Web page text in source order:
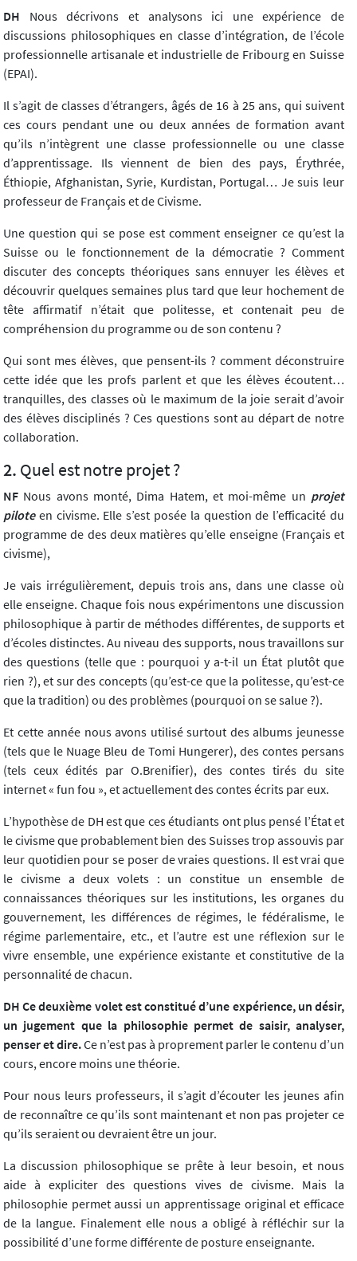
DH Nous décrivons et analysons ici une expérience de
discussions philosophiques en classe d’intégration, de l’école
professionnelle artisanale et industrielle de Fribourg en Suisse
(EPAI).
Il s’agit de classes d’étrangers, âgés de 16 à 25 ans, qui suivent
ces cours pendant une ou deux années de formation avant
qu’ils n’intègrent une classe professionnelle ou une classe
d’apprentissage. Ils viennent de bien des pays, Érythrée,
Éthiopie, Afghanistan, Syrie, Kurdistan, Portugal… Je suis leur
professeur de Français et de Civisme.
Une question qui se pose est comment enseigner ce qu’est la
Suisse ou le fonctionnement de la démocratie ? Comment
discuter des concepts théoriques sans ennuyer les élèves et
découvrir quelques semaines plus tard que leur hochement de
tête affirmatif n’était que politesse, et contenait peu de
compréhension du programme ou de son contenu ?
Qui sont mes élèves, que pensent-ils ? comment déconstruire
cette idée que les profs parlent et que les élèves écoutent…
tranquilles, des classes où le maximum de la joie serait d’avoir
des élèves disciplinés ? Ces questions sont au départ de notre
collaboration.
Quel est notre projet ?
NF Nous avons monté, Dima Hatem, et moi-même un projet
piloteen civisme. Elle s’est posée la question de l’efficacité du
programme de des deux matières qu’elle enseigne (Français et
civisme),
Je vais irrégulièrement, depuis trois ans, dans une classe où
elle enseigne. Chaque fois nous expérimentons une discussion
philosophique à partir de méthodes différentes, de supports et
d’écoles distinctes. Au niveau des supports, nous travaillons sur
des questions (telle que : pourquoi y a-t-il un État plutôt que
rien ?), et sur des concepts (qu’est-ce que la politesse, qu’est-ce
que la tradition) ou des problèmes (pourquoi on se salue ?).
Et cette année nous avons utilisé surtout des albums jeunesse
(tels que le Nuage Bleu de Tomi Hungerer), des contes persans
(tels ceux édités par O.Brenifier), des contes tirés du site
internet « fun fou », et actuellement des contes écrits par eux.
L’hypothèse de DH est que ces étudiants ont plus pensé l’État et
le civisme que probablement bien des Suisses trop assouvis par
leur quotidien pour se poser de vraies questions. Il est vrai que
le civisme a deux volets : un constitue un ensemble de
connaissances théoriques sur les institutions, les organes du
gouvernement, les différences de régimes, le fédéralisme, le
régime parlementaire, etc., et l’autre est une réflexion sur le
vivre ensemble, une expérience existante et constitutive de la
personnalité de chacun.
DH Ce deuxième volet est constitué d’une expérience, un désir,
un jugement que la philosophie permet de saisir, analyser,
penser et dire.Ce n’est pas à proprement parler le contenu d’un
cours, encore moins une théorie.
Pour nous leurs professeurs, il s’agit d’écouter les jeunes afin
de reconnaître ce qu’ils sont maintenant et non pas projeter ce
qu’ils seraient ou devraient être un jour.
La discussion philosophique se prête à leur besoin, et nous
aide à expliciter des questions vives de civisme. Mais la
philosophie permet aussi un apprentissage original et efficace
de la langue. Finalement elle nous a obligé à réfléchir sur la
possibilité d’une forme différente de posture enseignante.